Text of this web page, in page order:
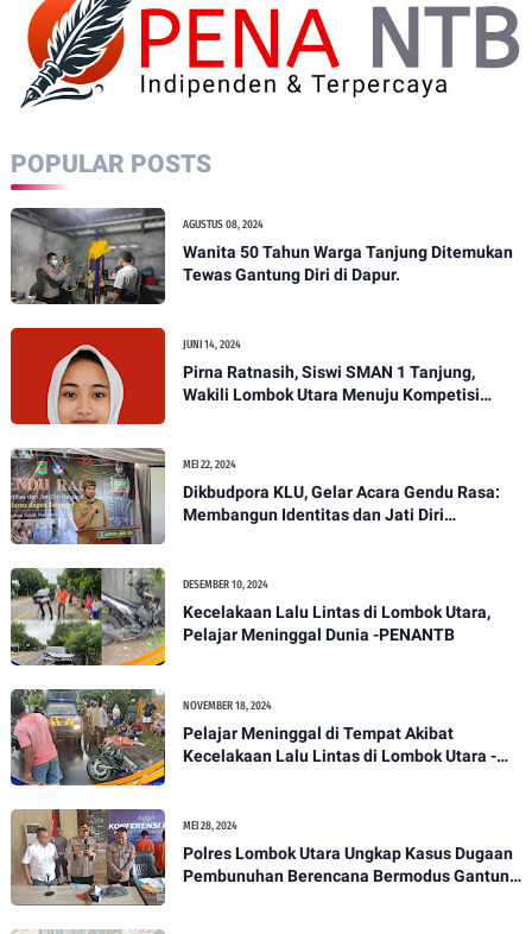
POPULAR POSTS
AGUSTUS 08, 2024
Wanita 50 Tahun Warga Tanjung Ditemukan
Tewas Gantung Diri di Dapur.
JUNI 14, 2024
Pirna Ratnasih, Siswi SMAN 1 Tanjung,
Wakili Lombok Utara Menuju Kompetisi
MEI 22, 2024
Dikbudpora KLU, Gelar Acara Gendu Rasa:
Membangun Identitas dan Jati Diri
DESEMBER 10, 2024
Kecelakaan Lalu Lintas di Lombok Utara,
Pelajar Meninggal Dunia -PENANTB
NOVEMBER 18, 2024
Pelajar Meninggal di Tempat Akibat
Kecelakaan Lalu Lintas di Lombok Utara -
MEI 28, 2024
Polres Lombok Utara Ungkap Kasus Dugaan
Pembunuhan Berencana Bermodus Gantung